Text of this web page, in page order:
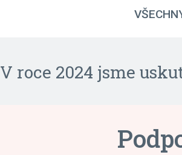
V roce 2024 jsme